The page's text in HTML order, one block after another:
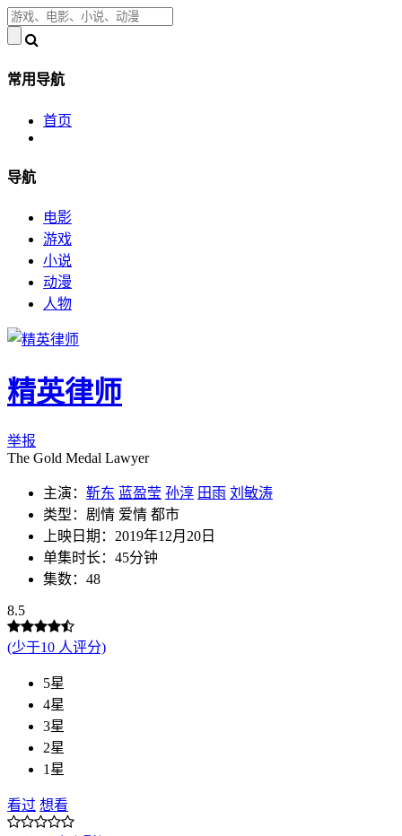
常用导航
首页
导航
电影
游戏
小说
动漫
人物
精英律师
举报
The Gold Medal Lawyer
主演： 靳东 蓝盈莹 孙淳 田雨 刘敏涛
类型：剧情 爱情 都市
上映日期：2019年12月20日
单集时长：45分钟
集数：48
8.5
(少于10 人评分)
5星
4星
3星
2星
1星
看过 想看